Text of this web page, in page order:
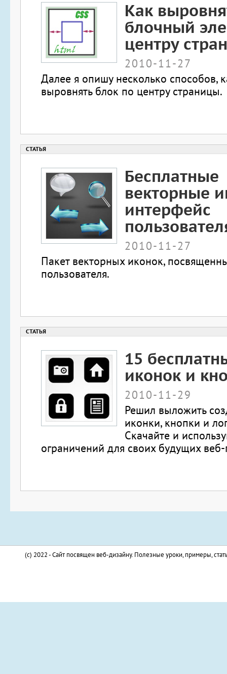
Как
блочный
центру
2010-11-27
Далее я опишу несколько способов,
выровнять блок по центру страницы.
Бесплатные
векторные
интерфейс
2010-11-27
Пакет векторных иконок,
пользователя.
15
иконок и
2010-11-29
Решил выложить
иконки, кнопки и
Скачайте и
ограничений для своих будущих
(c) 2022 - Сайт посвящен веб-дизайну. Полезные уроки, примеры,